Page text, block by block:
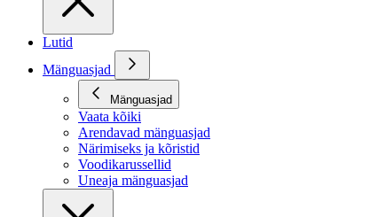
Lutid
Mänguasjad
Mänguasjad
Vaata kõiki
Arendavad mänguasjad
Närimiseks ja kõristid
Voodikarussellid
Uneaja mänguasjad